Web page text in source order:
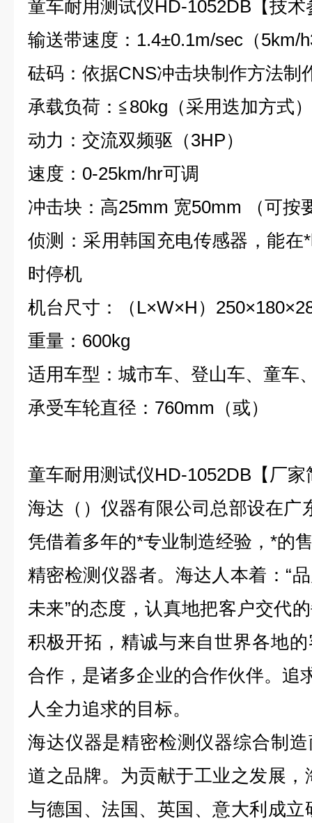
童车耐用测试仪HD-1052DB 【技
输送带速度：1.4±0.1m/sec（5km/
砝码：依据CNS冲击块制作方法制
承载负荷：≦80kg（采用迭加方式）
动力：交流双频驱（3HP）
速度：0-25km/hr可调
冲击块：高25mm 宽50mm （可按
侦测：采用韩国充电传感器，能在
时停机
机台尺寸：（L×W×H）
重量：600kg
适用车型：城市车、登山车、童车
承受车轮直径：760mm（或）
童车耐用测试仪HD-1052DB 【厂
海达（）仪器有限公司总部设在广
凭借着多年的*专业制造经验，*的
精密检测仪器者。海达人本着：“
未来”的态度，认真地把客户交代
积极开拓，精诚与来自世界各地
合作，是诸多企业的合作伙伴。追
人全力追求的目标。
海达仪器是精密检测仪器综合制
道之品牌。为贡献于工业之发展
与德国、法国、英国、意大利成